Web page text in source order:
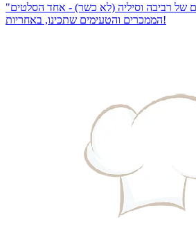
"סלט חדש" המפורסם של רביבה וסיליה (לא כשר) - אחד הסלטים
הממכרים והטעימים שתכינו, באחריות!